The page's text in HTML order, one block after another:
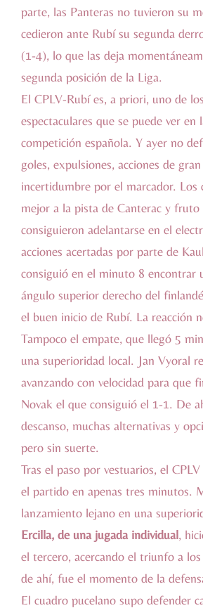
parte, las Panteras no tuvieron su
cedieron ante Rubí su segunda
(1-4), lo que las deja
segunda posición de la Liga.
El CPLV-Rubí es, a priori, uno de
espectaculares que se puede ver en
competición española. Y ayer no
goles, expulsiones, acciones de
incertidumbre por el marcador. Los
mejor a la pista de Canterac y fruto
consiguieron adelantarse en el
acciones acertadas por parte de
consiguió en el minuto 8 encontrar
ángulo superior derecho del
el buen inicio de Rubí. La reacción
Tampoco el empate, que llegó 5
una superioridad local. Jan Vyoral
avanzando con velocidad para que
Novak el que consiguió el 1-1. De
descanso, muchas alternativas y
pero sin suerte.
Tras el paso por vestuarios, el
el partido en apenas tres minutos.
lanzamiento lejano en una
Ercilla, de una jugada individual,
el tercero, acercando el triunfo a
de ahí, fue el momento de la
El cuadro pucelano supo defender